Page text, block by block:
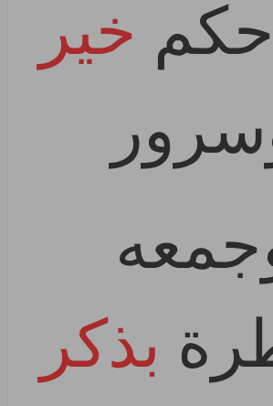
خير
بذكر